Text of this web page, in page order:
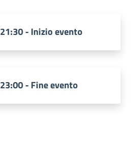
21:30 - Inizio evento
23:00 - Fine evento